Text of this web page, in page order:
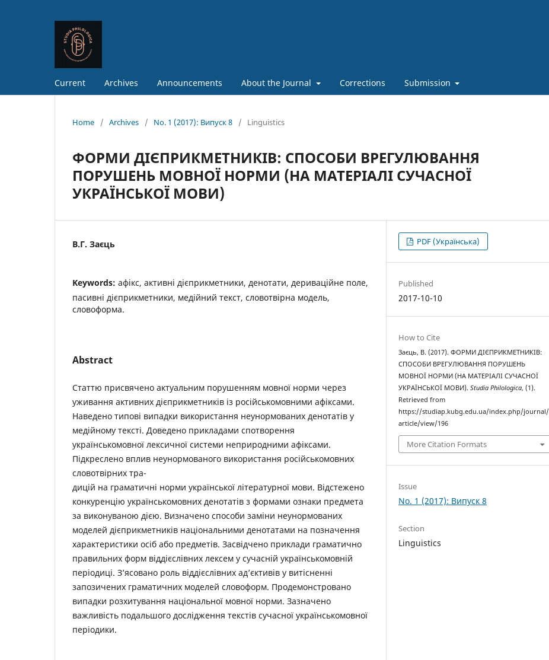
Current Archives Announcements About the Journal Corrections Submission
Home / Archives / No. 1 (2017): Випуск 8 / Linguistics
ФОРМИ ДІЄПРИКМЕТНИКІВ: СПОСОБИ ВРЕГУЛЮВАННЯ
ПОРУШЕНЬ МОВНОЇ НОРМИ (НА МАТЕРІАЛІ СУЧАСНОЇ
УКРАЇНСЬКОЇ МОВИ)
В.Г. Заєць
Keywords: афікс, активні дієприкметники, денотати, дериваційне поле,
пасивні дієприкметники, медійний текст, словотвірна модель,
словоформа.
Abstract
Статтю присвячено актуальним порушенням мовної норми через
уживання активних дієприкметників із російськомовними афіксами.
Наведено типові випадки використання неунормованих денотатів у
медійному тексті. Доведено прикладами спотворення
українськомовної лексичної системи неприродними афіксами.
Підкреслено вплив неунормованого використання російськомовних
словотвірних тра-
дицій на граматичні норми української літературної мови. Відстежено
конкуренцію українськомовних денотатів з формами ознаки предмета
за виконуваною дією. Визначено способи заміни неунормованих
моделей дієприкметників національними денотатами на позначення
характеристики осіб або предметів. Засвідчено приклади граматично
правильних форм віддієслівних лексем у сучасній українськомовній
періодиці. З’ясовано роль віддієслівних ад’єктивів у витісненні
запозичених граматичних моделей словоформ. Продемонстровано
випадки розхитування національної мовної норми. Зазначено
важливість подальшого дослідження текстів сучасної українськомовної
періодики.
PDF (Українська)
Published
2017-10-10
How to Cite
Заєць, В. (2017). ФОРМИ ДІЄПРИКМЕТНИКІВ:
СПОСОБИ ВРЕГУЛЮВАННЯ ПОРУШЕНЬ
МОВНОЇ НОРМИ (НА МАТЕРІАЛІ СУЧАСНОЇ
УКРАЇНСЬКОЇ МОВИ).Studia Philologica, (1).
Retrieved from
https://studiap.kubg.edu.ua/index.php/journal/
article/view/196
More Citation Formats
Issue
No. 1 (2017): Випуск 8
Section
Linguistics